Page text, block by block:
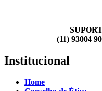
(11) 93004
Institucional
Home